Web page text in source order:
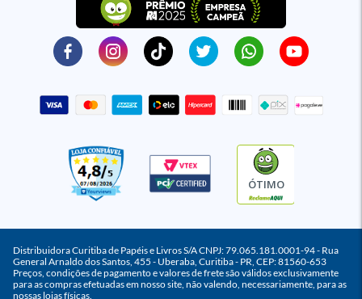
ÓTIMO
Distribuidora Curitiba de Papéis e Livros S/A CNPJ: 79.065.181.0001-94 - Rua
General Arnaldo dos Santos, 455 - Uberaba, Curitiba - PR, CEP: 81560-653
Preços, condições de pagamento e valores de frete são válidos exclusivamente
para as compras efetuadas em nosso site, não valendo, necessariamente, para as
nossas lojas físicas.